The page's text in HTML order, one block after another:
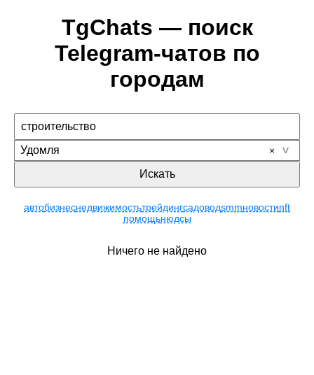
TgChats — поиск
Telegram-чатов по
городам
Удомля
Искать
автобизнеснедвижимостьтрейдингсадоводsmmновостиnft
помощьнюдсы
Ничего не найдено